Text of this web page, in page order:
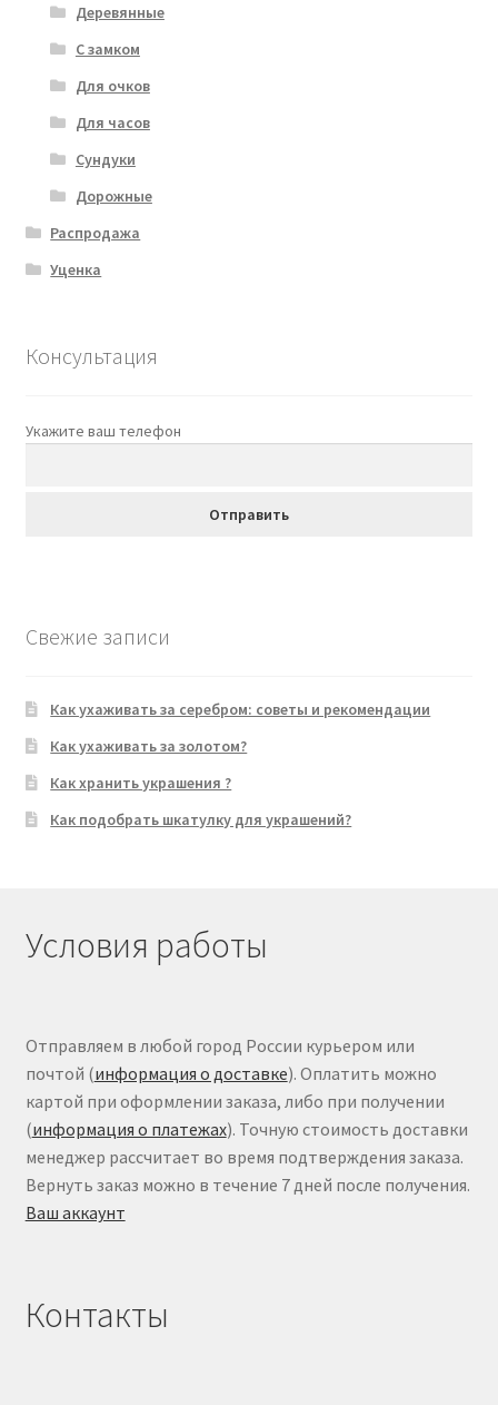
Деревянные
С замком
Для очков
Для часов
Сундуки
Дорожные
Распродажа
Уценка
Консультация
Укажите ваш телефон
Свежие записи
Как ухаживать за серебром: советы и рекомендации
Как ухаживать за золотом?
Как хранить украшения ?
Как подобрать шкатулку для украшений?
Условия работы
Отправляем в любой город России курьером или
почтой (информация о доставке). Оплатить можно
картой при оформлении заказа, либо при получении
(информация о платежах). Точную стоимость доставки
менеджер рассчитает во время подтверждения заказа.
Вернуть заказ можно в течение 7 дней после получения.
Ваш аккаунт
Контакты